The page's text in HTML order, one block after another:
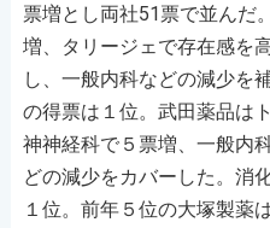
票増とし両社51票で並んだ
増、タリージェで存在感を
し、一般内科などの減少を
の得票は１位。武田薬品は
神神経科で５票増、一般内
どの減少をカバーした。消
１位。前年５位の大塚製薬